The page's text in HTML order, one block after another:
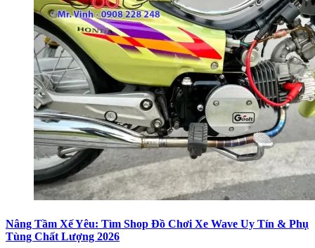
Nâng Tầm Xế Yêu: Tìm Shop Đồ Chơi Xe Wave Uy Tín & Phụ
Tùng Chất Lượng 2026